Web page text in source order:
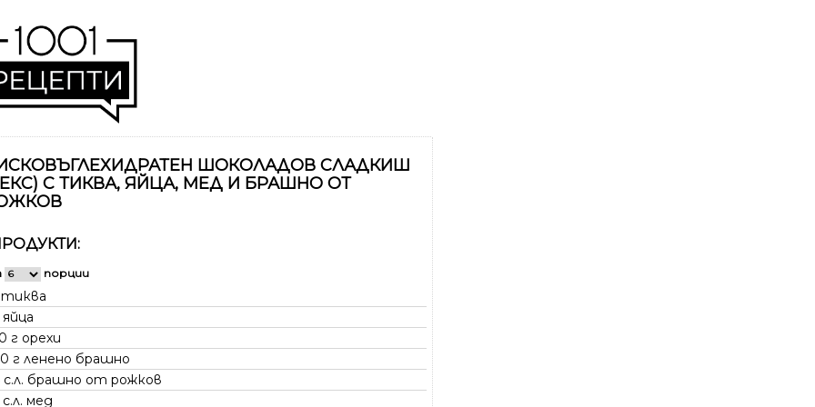
ШОКОЛАДОВ СЛАДКИШ
С ТИКВА, ЯЙЦА, МЕД И БРАШНО ОТ
порции
тиква
яйца
г орехи
г ленено брашно
брашно от рожков
мед